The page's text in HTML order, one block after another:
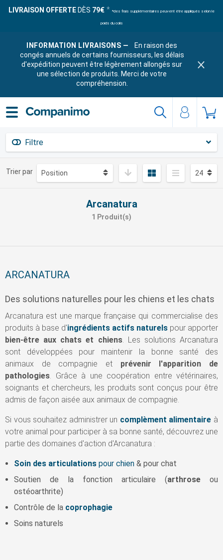
LIVRAISON OFFERTE DÈS 79€ *des frais supplémentaires peuvent être appliqués selon le
poids du colis
INFORMATION LIVRAISONS —
En raison des
congés annuels de certains fournisseurs, les délais
d'expédition peuvent être légèrement allongés sur
une sélection de produits. Merci de votre
compréhension.
Filtre
Trier par
Arcanatura
1 Produit(s)
ARCANATURA
Des solutions naturelles pour les chiens et les chats
Arcanatura est une marque française qui commercialise des
produits à base d'ingrédients actifs naturels pour apporter
bien-être aux chats et chiens. Les solutions Arcanatura
sont développées pour maintenir la bonne santé des
animaux de compagnie et prévenir l'apparition de
pathologies. Grâce à une coopération entre vétérinaires,
soignants et chercheurs, les produits sont conçus pour être
admis de façon aisée aux animaux de compagnie.
Si vous souhaitez administrer un complèment alimentaire à
votre animal pour participer à sa bonne santé, découvrez une
partie des domaines d'action d'Arcanatura :
Soin des articulations pour chien & pour chat
Soutien de la fonction articulaire (arthrose ou
ostéoarthrite)
Contrôle de la coprophagie
Soins naturels